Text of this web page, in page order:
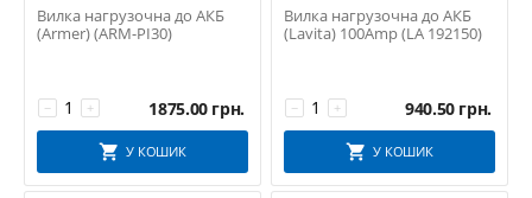
Вилка нагрузочна до АКБ
(Armer) (ARM-PI30)
+
− 1875.00 грн.
У КОШИК
Вилка нагрузочна до АКБ
(Lavita) 100Amp (LA 192150)
+
− 940.50 грн.
У КОШИК